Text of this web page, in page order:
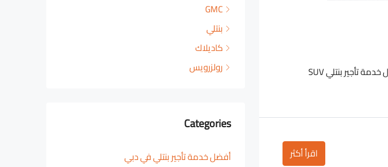
كيف سيكون يومك مع سيارة SUV في دبي؟ اكتشف ذلك مع وكالة تأجير السيارات ميامي من خلال خدمة تأجير بنتلي SUV
اقرأ أكثر
GMC
بنتلي
كاديلاك
رولزرويس
Categories
أفضل خدمة تأجير بنتلي في دبي